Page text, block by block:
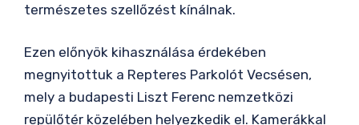
természetes szellőzést kínálnak.
Ezen előnyök kihasználása érdekében
megnyitottuk a Repteres Parkolót Vecsésen,
mely a budapesti Liszt Ferenc nemzetközi
repülőtér közelében helyezkedik el. Kamerákkal